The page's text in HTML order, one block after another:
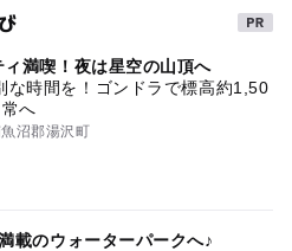
路線について
経由）、新宿（練馬経由）、桜木
（長岡経由）往復直行バスプラン
満喫！夜は星空の山頂へ
な時間を！ゴンドラで標高約1,50
へ
沼郡湯沢町
載のウォーターパークへ♪